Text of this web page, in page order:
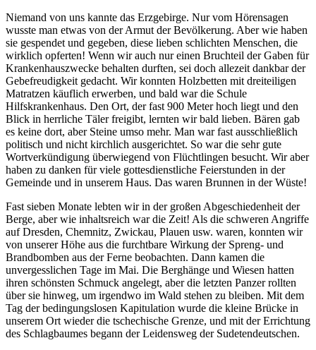
Niemand von uns kannte das Erzgebirge. Nur vom Hörensagen
wusste man etwas von der Armut der Bevölkerung. Aber wie haben
sie gespendet und gegeben, diese lieben schlichten Menschen, die
wirklich opferten! Wenn wir auch nur einen Bruchteil der Gaben für
Krankenhauszwecke behalten durften, sei doch allezeit dankbar der
Gebefreudigkeit gedacht. Wir konnten Holzbetten mit dreiteiligen
Matratzen käuflich erwerben, und bald war die Schule
Hilfskrankenhaus. Den Ort, der fast 900 Meter hoch liegt und den
Blick in herrliche Täler freigibt, lernten wir bald lieben. Bären gab
es keine dort, aber Steine umso mehr. Man war fast ausschließlich
politisch und nicht kirchlich ausgerichtet. So war die sehr gute
Wortverkündigung überwiegend von Flüchtlingen besucht. Wir aber
haben zu danken für viele gottesdienstliche Feierstunden in der
Gemeinde und in unserem Haus. Das waren Brunnen in der Wüste!
Fast sieben Monate lebten wir in der großen Abgeschiedenheit der
Berge, aber wie inhaltsreich war die Zeit! Als die schweren Angriffe
auf Dresden, Chemnitz, Zwickau, Plauen usw. waren, konnten wir
von unserer Höhe aus die furchtbare Wirkung der Spreng- und
Brandbomben aus der Ferne beobachten. Dann kamen die
unvergesslichen Tage im Mai. Die Berghänge und Wiesen hatten
ihren schönsten Schmuck angelegt, aber die letzten Panzer rollten
über sie hinweg, um irgendwo im Wald stehen zu bleiben. Mit dem
Tag der bedingungslosen Kapitulation wurde die kleine Brücke in
unserem Ort wieder die tschechische Grenze, und mit der Errichtung
des Schlagbaumes begann der Leidensweg der Sudetendeutschen.